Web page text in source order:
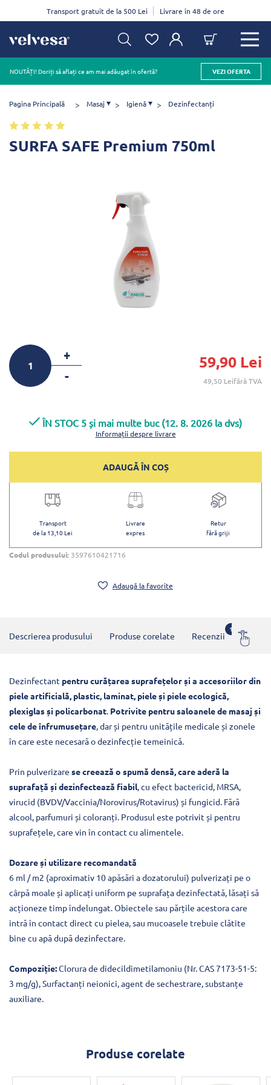
Transport gratuit de la 500 Lei Livrare în 48 de ore
NOUTĂȚI! Doriți să aflați ce am mai adăugat în ofertă? VEZI OFERTA
Pagina Principală Masaj Igienă Dezinfectanți
SURFA SAFE Premium 750ml
+
-
59,90 Lei
49,50 Leifără TVA
ÎN STOC 5 și mai multe buc (12. 8. 2026 la dvs)
Informații despre livrare
ADAUGĂ ÎN COȘ
Transport
de la 13,10 Lei
Livrare
expres
Retur
fără griji
Codul produsului: 3597610421716
Adaugă la favorite
Descrierea produsului Produse corelate Recenzii
1
Dezinfectant pentru curățarea suprafețelor și a accesoriilor din
piele artificială, plastic, laminat, piele și piele ecologică,
plexiglas și policarbonat Potrivite pentru saloanele de masaj și
cele de înfrumusețare , dar și pentru unitățile medicale și zonele
în care este necesară o dezinfecție temeinică.
Prin pulverizare se creează o spumă densă, care aderă la
suprafață și dezinfectează fiabil , cu efect bactericid, MRSA,
virucid (BVDV/Vaccinia/Norovirus/Rotavirus) și fungicid. Fără
alcool, parfumuri și coloranți. Produsul este potrivit și pentru
suprafețele, care vin în contact cu alimentele.
Dozare și utilizare recomandată
6 ml / m2 (aproximativ 10 apăsări a dozatorului) pulverizați pe o
cârpă moale și aplicați uniform pe suprafața dezinfectată, lăsați să
acționeze timp îndelungat. Obiectele sau părțile acestora care
intră în contact direct cu pielea, sau mucoasele trebuie clătite
bine cu apă după dezinfectare.
Compoziție:Clorura de didecildimetilamoniu (Nr. CAS 7173-51-5:
3 mg/g), Surfactanți neionici, agent de sechestrare, substanțe
auxiliare.
Produse corelate